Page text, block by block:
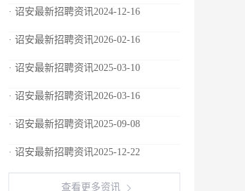
· 诏安最新招聘资讯2024-12-16
· 诏安最新招聘资讯2026-02-16
· 诏安最新招聘资讯2025-03-10
· 诏安最新招聘资讯2026-03-16
· 诏安最新招聘资讯2025-09-08
· 诏安最新招聘资讯2025-12-22
查看更多资讯